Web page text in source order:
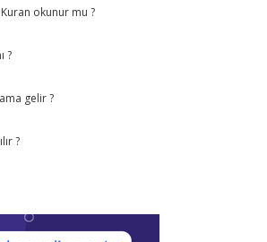
Kuran okunur mu ?
?
gelir ?
?